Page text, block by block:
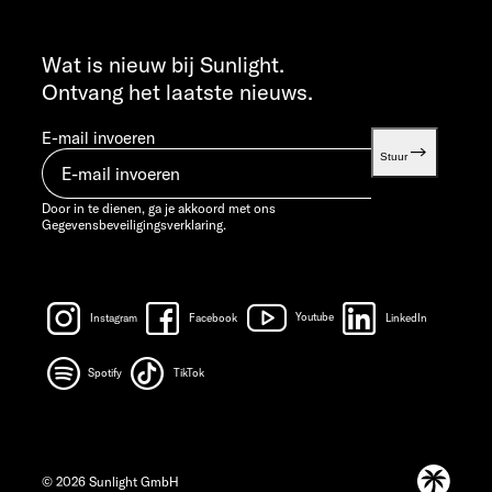
info@sunlight.de
Wat is nieuw bij Sunlight.
Ontvang het laatste nieuws.
E-mail invoeren
Stuur
Door in te dienen, ga je akkoord met ons
Gegevensbeveiligingsverklaring.
Instagram Facebook Youtube LinkedIn
Spotify TikTok
© 2026 Sunlight GmbH